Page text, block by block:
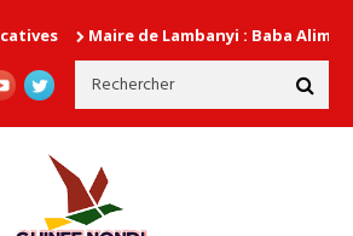
Maire de Lambanyi : Baba Alimou Barry